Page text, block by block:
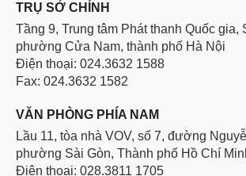
TRỤ SỞ CHÍNH
Tầng 9, Trung tâm Phát thanh Quốc gia,
phường Cửa Nam, thành phố Hà Nội
Điện thoại: 024.3632 1588
Fax: 024.3632 1582
VĂN PHÒNG PHÍA NAM
Lầu 11, tòa nhà VOV, số 7, đường
phường Sài Gòn, Thành phố Hồ Chí
Điện thoại: 028.3811 1705